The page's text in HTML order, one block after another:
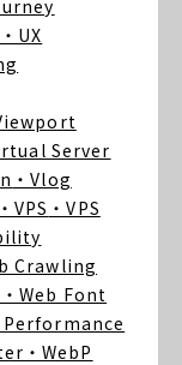
・UX
Server
・Vlog
・VPS ・VPS
Crawling
・Web Font
Performance
・WebP